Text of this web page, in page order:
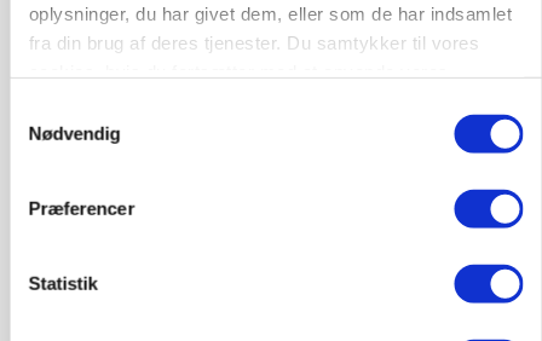
oplysninger, du har givet dem, eller som de har indsamlet
fra din brug af deres tjenester. Du samtykker til vores
Nødvendig
Præferencer
Statistik
presser markedet